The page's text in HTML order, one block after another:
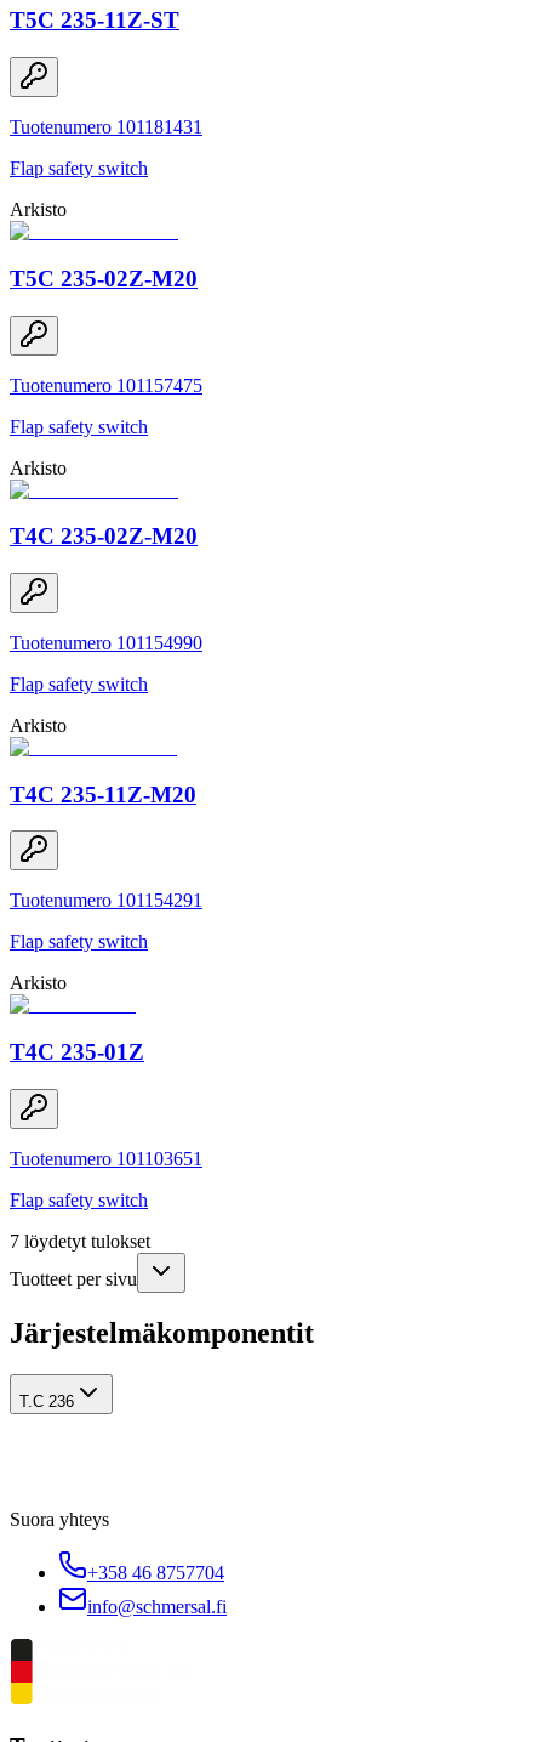
T5C 235-11Z-ST
Tuotenumero 101181431
Flap safety switch
Arkisto
T5C 235-02Z-M20
Tuotenumero 101157475
Flap safety switch
Arkisto
T4C 235-02Z-M20
Tuotenumero 101154990
Flap safety switch
Arkisto
T4C 235-11Z-M20
Tuotenumero 101154291
Flap safety switch
Arkisto
T4C 235-01Z
Tuotenumero 101103651
Flap safety switch
7 löydetyt tulokset
Tuotteet per sivu
Järjestelmäkomponentit
T.C 236
Suora yhteys
+358 46 8757704
info@schmersal.fi